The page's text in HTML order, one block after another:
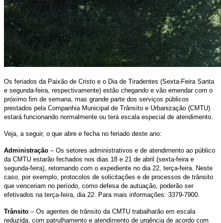
Os feriados da Paixão de Cristo e o Dia de Tiradentes (Sexta-Feira Santa
e segunda-feira, respectivamente) estão chegando e vão emendar com o
próximo fim de semana, mas grande parte dos serviços públicos
prestados pela Companhia Municipal de Trânsito e Urbanização (CMTU)
estará funcionando normalmente ou terá escala especial de atendimento.
Veja, a seguir, o que abre e fecha no feriado deste ano:
Administração – Os setores administrativos e de atendimento ao público
da CMTU estarão fechados nos dias 18 e 21 de abril (sexta-feira e
segunda-feira), retornando com o expediente no dia 22, terça-feira. Neste
caso, por exemplo, protocolos de solicitações e de processos de trânsito
que venceriam no período, como defesa de autuação, poderão ser
efetivados na terça-feira, dia 22. Para mais informações: 3379-7900.
Trânsito – Os agentes de trânsito da CMTU trabalharão em escala
reduzida, com patrulhamento e atendimento de urgência de acordo com